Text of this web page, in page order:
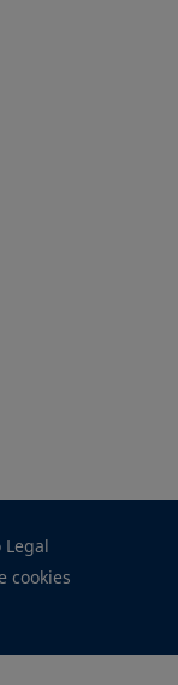
Legal
cookies